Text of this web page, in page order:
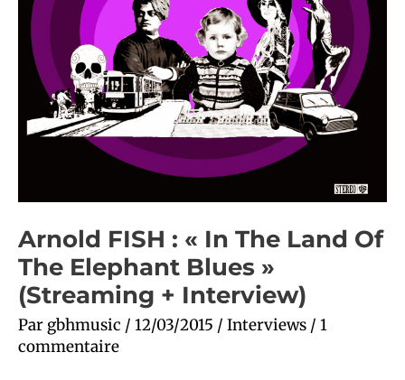
Arnold FISH : « In The Land Of
The Elephant Blues »
(Streaming + Interview)
Par gbhmusic / 12/03/2015 / Interviews / 1
commentaire
Interview)